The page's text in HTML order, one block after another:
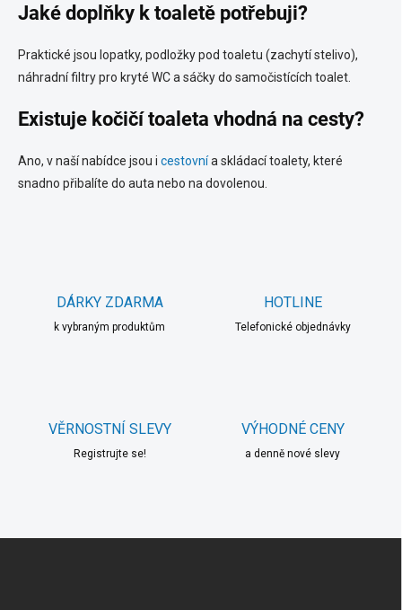
Jaké doplňky k toaletě potřebuji?
Praktické jsou lopatky, podložky pod toaletu (zachytí stelivo),
náhradní filtry pro kryté WC a sáčky do samočistících toalet.
Existuje kočičí toaleta vhodná na cesty?
Ano, v naší nabídce jsou i cestovnía skládací toalety, které
snadno přibalíte do auta nebo na dovolenou.
DÁRKY ZDARMA
k vybraným produktům
HOTLINE
Telefonické objednávky
VĚRNOSTNÍ SLEVY
Registrujte se!
VÝHODNÉ CENY
a denně nové slevy